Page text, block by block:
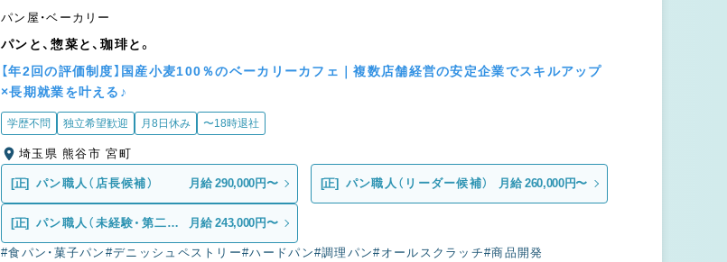
パン屋・ベーカリー
パンと、惣菜と、珈琲と。
【年2回の評価制度】国産小麦100％のベーカリーカフェ｜複数店舗経営の安定企業でスキルアップ
×長期就業を叶える♪
学歴不問 独立希望歓迎 月8日休み 〜18時退社
埼玉県 熊谷市 宮町
[正] パン職人（店長候補） 月給 290,000円〜 [正] パン職人（リーダー候補） 月給 260,000円〜
[正]
パン職人（未経験・第二新
卒）
月給 243,000円〜
#食パン・菓子パン #デニッシュペストリー#ハードパン#調理パン#オールスクラッチ#商品開発